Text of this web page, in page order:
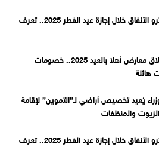
مواعيد مترو الأنفاق خلال إجازة عيد الفطر 2025.. تعرف
موعد انطلاق معارض أهلا بالعيد 2025.. خصومات
هائلة
يُعيد تخصيص أراضي لـ”التموين” لإقامة
والمنظفات
مواعيد مترو الأنفاق خلال إجازة عيد الفطر 2025.. تعرف